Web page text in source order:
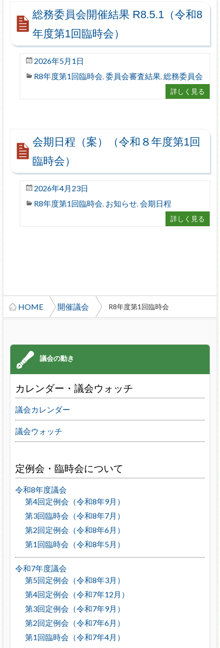
総務委員会開催結果 R8.5.1（令和8
年度第1回臨時会）
2026年5月1日
R8年度第1回臨時会, 委員会審査結果, 総務委員会
詳しく見る
会期日程（案）（令和８年度第1回
臨時会）
2026年4月23日
R8年度第1回臨時会, お知らせ, 会期日程
詳しく見る
HOME 開催議会 R8年度第1回臨時会
カレンダー・議会ウォッチ
議会カレンダー
議会ウォッチ
定例会・臨時会について
令和8年度議会
第4回定例会（令和8年9月）
第3回臨時会（令和8年7月）
第2回定例会（令和8年6月）
第1回臨時会（令和8年5月）
令和7年度議会
第5回定例会（令和8年3月）
第4回定例会（令和7年12月）
第3回定例会（令和7年9月）
第2回定例会（令和7年6月）
第1回臨時会（令和7年4月）